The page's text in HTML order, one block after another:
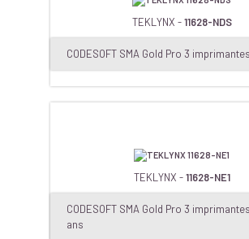
TEKLYNX -11628-NDS
CODESOFT SMA Gold Pro 3
TEKLYNX -11628-NE1
CODESOFT SMA Gold Pro 3
ans